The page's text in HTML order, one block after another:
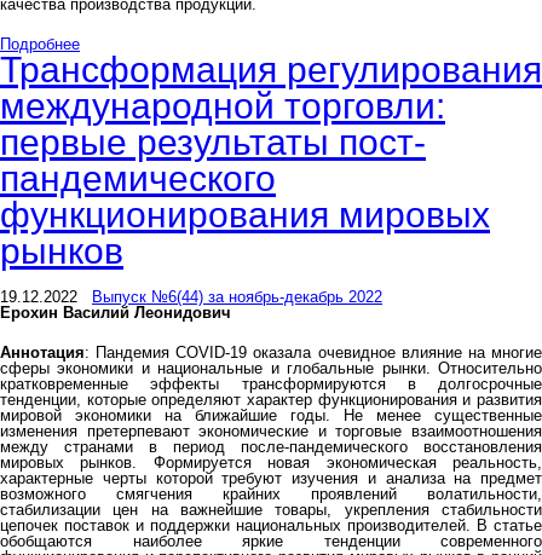
качества производства продукции.
Подробнее
Трансформация регулирования
международной торговли:
первые результаты пост-
пандемического
функционирования мировых
рынков
19.12.2022
Выпуск №6(44) за ноябрь-декабрь 2022
Ерохин Василий Леонидович
Аннотация: Пандемия COVID-19 оказала очевидное влияние на многие
сферы экономики и национальные и глобальные рынки. Относительно
кратковременные эффекты трансформируются в долгосрочные
тенденции, которые определяют характер функционирования и развития
мировой экономики на ближайшие годы. Не менее существенные
изменения претерпевают экономические и торговые взаимоотношения
между странами в период после-пандемического восстановления
мировых рынков. Формируется новая экономическая реальность,
характерные черты которой требуют изучения и анализа на предмет
возможного смягчения крайних проявлений волатильности,
стабилизации цен на важнейшие товары, укрепления стабильности
цепочек поставок и поддержки национальных производителей. В статье
обобщаются наиболее яркие тенденции современного